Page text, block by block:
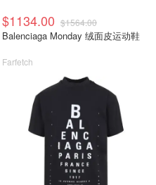
$1134.00 $1564.00
Balenciaga Monday 绒面皮运动鞋
Farfetch